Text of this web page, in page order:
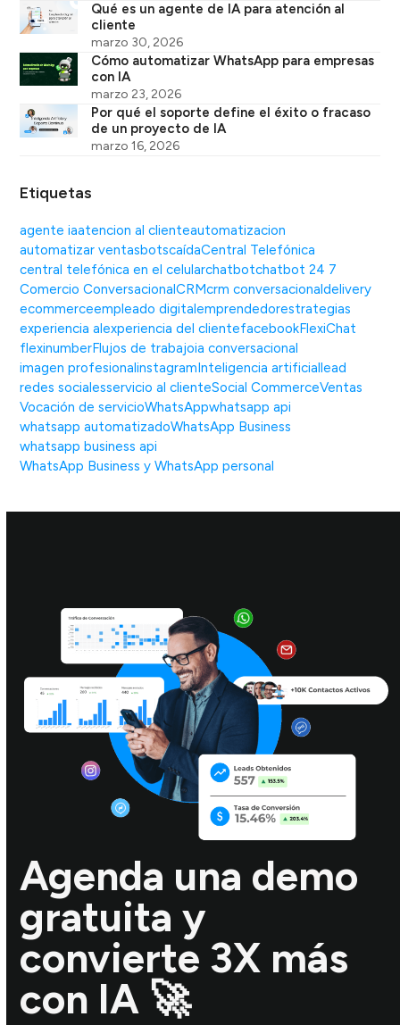
Qué es un agente de IA para atención al
cliente
marzo 30, 2026
Cómo automatizar WhatsApp para empresas
con IA
marzo 23, 2026
Por qué el soporte define el éxito o fracaso
de un proyecto de IA
marzo 16, 2026
Etiquetas
agente iaatencion al clienteautomatizacion
automatizar ventasbotscaídaCentral Telefónica
central telefónica en el celularchatbotchatbot 24 7
Comercio ConversacionalCRMcrm conversacionaldelivery
ecommerceempleado digitalemprendedorestrategias
experiencia alexperiencia del clientefacebookFlexiChat
flexinumberFlujos de trabajoia conversacional
imagen profesionalinstagramInteligencia artificiallead
redes socialesservicio al clienteSocial CommerceVentas
Vocación de servicioWhatsAppwhatsapp api
whatsapp automatizadoWhatsApp Business
whatsapp business api
WhatsApp Business y WhatsApp personal
Agenda una demo
gratuita y
convierte 3X más
con IA 🚀